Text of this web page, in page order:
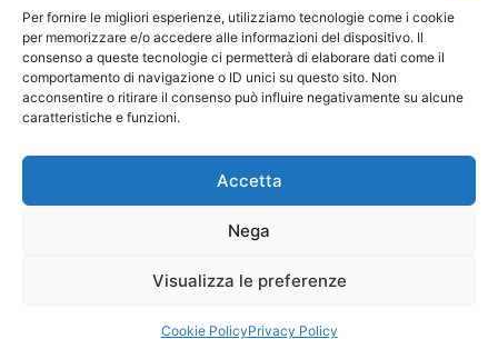
Per fornire le migliori esperienze, utilizziamo tecnologie come i cookie
per memorizzare e/o accedere alle informazioni del dispositivo. Il
consenso a queste tecnologie ci permetterà di elaborare dati come il
comportamento di navigazione o ID unici su questo sito. Non
acconsentire o ritirare il consenso può influire negativamente su alcune
caratteristiche e funzioni.
Accetta
Nega
Visualizza le preferenze
Cookie PolicyPrivacy Policy
Matrimonio
Battesimo
Cammini
Oratorio
Contatti
Copyright © 2026 Parrocchia MARIA AUSILIATRICE |